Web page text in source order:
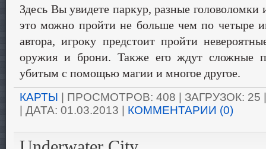
Здесь Вы увидете паркур, разные
это можно пройти не больше чем по четыре
автора, игроку предстоит пройти
оружия и брони. Также его ждут сложные
убитым с помощью магии и многое другое.
КАРТЫ | ПРОСМОТРОВ: 408 | ЗАГРУЗОК:
| ДАТА: 01.03.2013 | КОММЕНТАРИИ (0)